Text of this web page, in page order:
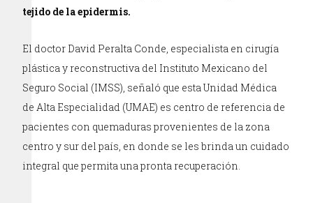
tejido de la epidermis.
El doctor David Peralta Conde, especialista en cirugía
plástica y reconstructiva del Instituto Mexicano del
Seguro Social (IMSS), señaló que esta Unidad Médica
de Alta Especialidad (UMAE) es centro de referencia de
pacientes con quemaduras provenientes de la zona
centro y sur del país, en donde se les brinda un cuidado
integral que permita una pronta recuperación.